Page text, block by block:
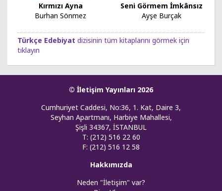
Kırmızı Ayna
Burhan Sönmez
Seni Görmem İmkânsız
Ayşe Burçak
Türkçe Edebiyat dizisinin tüm kitaplarını görmek için
tıklayın
© İletişim Yayınları 2026
Cumhuriyet Caddesi, No:36, 1. Kat, Daire 3,
Seyhan Apartmanı, Harbiye Mahallesi,
Şişli 34367, İSTANBUL
T: (212) 516 22 60
F: (212) 516 12 58
Hakkımızda
Neden "İletişim" var?